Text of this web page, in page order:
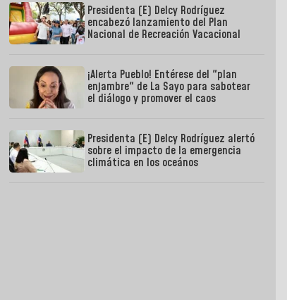
Presidenta (E) Delcy Rodríguez
encabezó lanzamiento del Plan
Nacional de Recreación Vacacional
¡Alerta Pueblo! Entérese del "plan
enjambre" de La Sayo para sabotear
el diálogo y promover el caos
Presidenta (E) Delcy Rodríguez alertó
sobre el impacto de la emergencia
climática en los oceános